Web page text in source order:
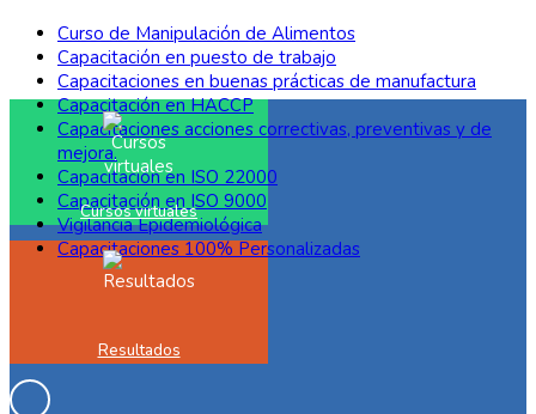
Curso de Manipulación de Alimentos
Capacitación en puesto de trabajo
Capacitaciones en buenas prácticas de manufactura
Capacitación en HACCP
Capacitaciones acciones correctivas, preventivas y de
mejora.
Capacitación en ISO 22000
Capacitación en ISO 9000
Vigilancia Epidemiológica
Capacitaciones 100% Personalizadas
Cursos virtuales
Resultados